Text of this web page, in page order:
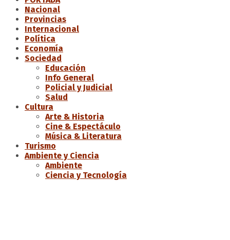
Nacional
Provincias
Internacional
Política
Economía
Sociedad
Educación
Info General
Policial y Judicial
Salud
Cultura
Arte & Historia
Cine & Espectáculo
Música & Literatura
Turismo
Ambiente y Ciencia
Ambiente
Ciencia y Tecnología